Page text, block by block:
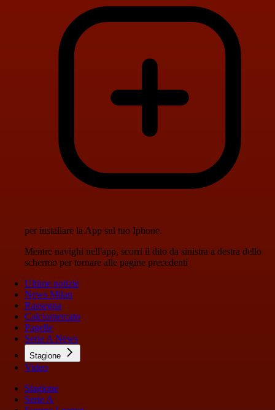
per installare la App sul tuo Iphone.
Mentre navighi nell'app, scorri il dito da sinistra a destra dello
schermo per tornare alle pagine precedenti
Ultime notizie
News Milan
Rassegna
Calciomercato
Pagelle
Serie A News
Stagione
Video
Stagione
Serie A